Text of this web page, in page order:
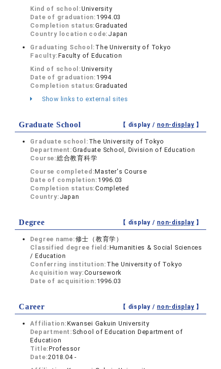
Kind of school:University
Date of graduation: 1994.03
Completion status:Graduated
Country location code: Japan
Graduating School: The University of Tokyo
Faculty:Faculty of Education
Kind of school:University
Date of graduation: 1994
Completion status:Graduated
Show links to external sites
Graduate School 【 display / non-display】
Graduate school: The University of Tokyo
Department:Graduate School, Division of Education
Course:総合教育科学
Course completed:Master's Course
Date of completion: 1996.03
Completion status:Completed
Country: Japan
Degree 【 display / non-display】
Degree name:修士（教育学）
Classified degree field:Humanities & Social Sciences
/ Education
Conferring institution: The University of Tokyo
Acquisition way:Coursework
Date of acquisition: 1996.03
Career 【 display / non-display】
Affiliation:Kwansei Gakuin University
Department: School of Education Department of
Education
Title:Professor
Date:2018.04 -